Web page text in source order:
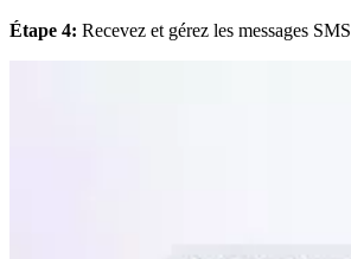
Étape 4: Recevez et gérez les messages SMS